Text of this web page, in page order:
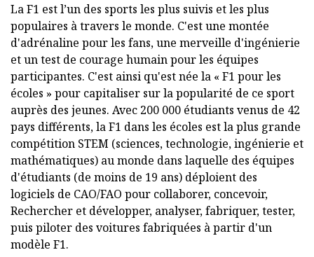
La F1 est l’un des sports les plus suivis et les plus
populaires à travers le monde. C'est une montée
d'adrénaline pour les fans, une merveille d'ingénierie
et un test de courage humain pour les équipes
participantes. C'est ainsi qu'est née la « F1 pour les
écoles » pour capitaliser sur la popularité de ce sport
auprès des jeunes. Avec 200 000 étudiants venus de 42
pays différents, la F1 dans les écoles est la plus grande
compétition STEM (sciences, technologie, ingénierie et
mathématiques) au monde dans laquelle des équipes
d'étudiants (de moins de 19 ans) déploient des
logiciels de CAO/FAO pour collaborer, concevoir,
Rechercher et développer, analyser, fabriquer, tester,
puis piloter des voitures fabriquées à partir d'un
modèle F1.